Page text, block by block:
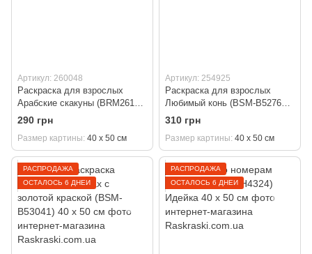
Артикул: 260048
Раскраска для взрослых
Арабские скакуны (BRM26135)
40 х 50 см
290 грн
Размер картины 40 х 50 см
Артикул: 254925
Раскраска для взрослых
Любимый конь (BSM-B52765)
40 х 50 см
310 грн
Размер картины 40 х 50 см
РАСПРОДАЖА
ОСТАЛОСЬ 6 ДНЕЙ
РАСПРОДАЖА
ОСТАЛОСЬ 6 ДНЕЙ